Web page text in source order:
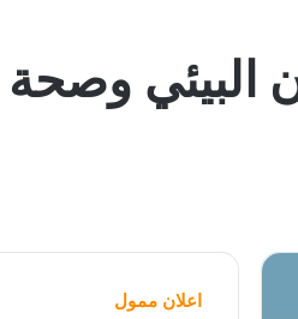
اعلان ممول